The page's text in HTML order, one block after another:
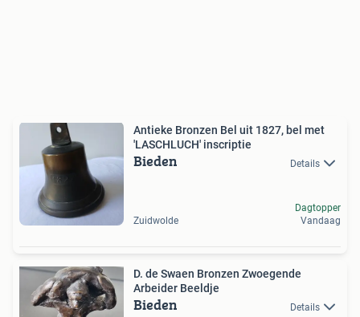
Antieke Bronzen Bel uit 1827, bel met
'LASCHLUCH' inscriptie
Bieden Details
Zuidwolde
Dagtopper
Vandaag
D. de Swaen Bronzen Zwoegende
Arbeider Beeldje
Bieden Details